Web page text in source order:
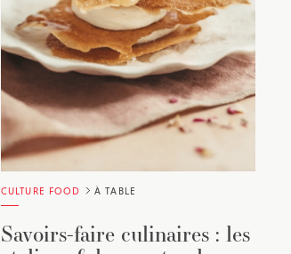
CULTURE FOOD À TABLE
Savoirs-faire culinaires : les